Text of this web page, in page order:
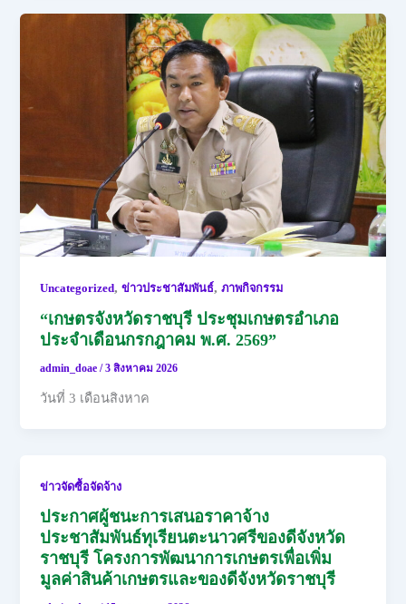
Uncategorized,ข่าวประชาสัมพันธ์,ภาพกิจกรรม
“เกษตรจังหวัดราชบุรี ประชุมเกษตรอำเภอ
ประจำเดือนกรกฎาคม พ.ศ. 2569”
admin_doae/3 สิงหาคม 2026
วันที่ 3 เดือนสิงหาค
ข่าวจัดซื้อจัดจ้าง
ประกาศผู้ชนะการเสนอราคาจ้าง
ประชาสัมพันธ์ทุเรียนตะนาวศรีของดีจังหวัด
ราชบุรี โครงการพัฒนาการเกษตรเพื่อเพิ่ม
มูลค่าสินค้าเกษตรและของดีจังหวัดราชบุรี